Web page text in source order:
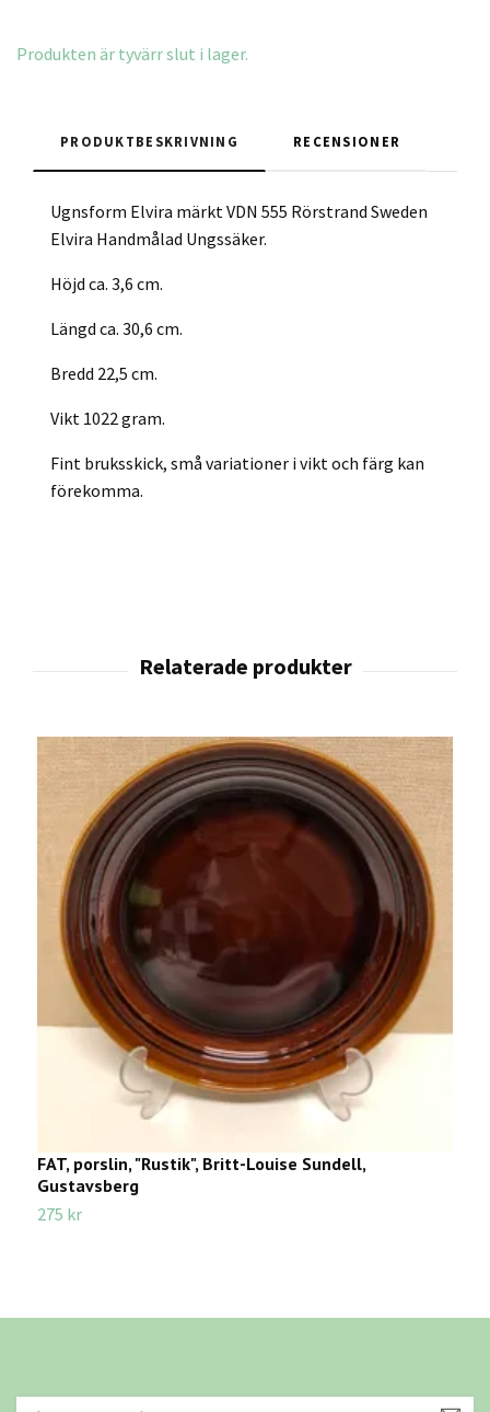
Produkten är tyvärr slut i lager.
PRODUKTBESKRIVNING RECENSIONER
Ugnsform Elvira märkt VDN 555 Rörstrand Sweden
Elvira Handmålad Ungssäker.
Höjd ca. 3,6 cm.
Längd ca. 30,6 cm.
Bredd 22,5 cm.
Vikt 1022 gram.
Fint bruksskick, små variationer i vikt och färg kan
förekomma.
FAT, porslin, "Rustik", Britt-Louise Sundell,
Gustavsberg
275 kr